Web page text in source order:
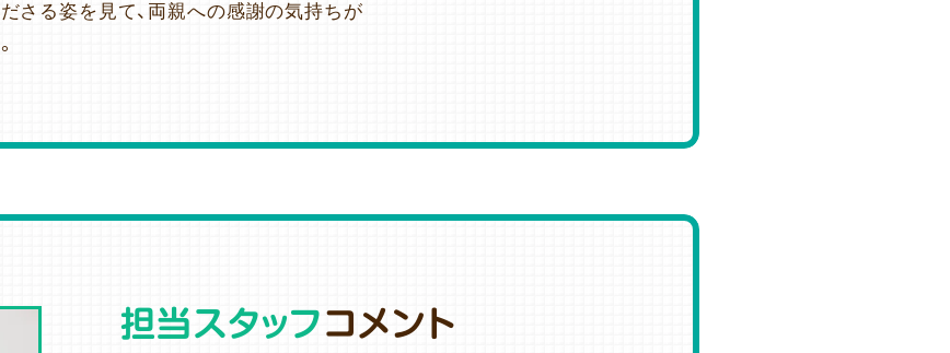
さる姿を見て、両親への感謝の気持ちが
担当スタッフコメント